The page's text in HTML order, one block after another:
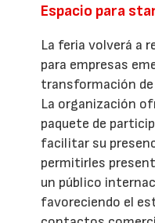
Espacio para
La feria volverá a
para empresas
transformación
La organización
paquete de
facilitar su
permitirles
un público
favoreciendo el